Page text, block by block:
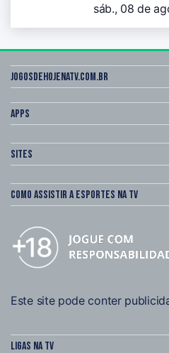
sáb., 08 de
Jogosdehojenatv.com.br
Apps
Sites
Como assistir a esportes na TV
Este site pode conter
Ligas na TV